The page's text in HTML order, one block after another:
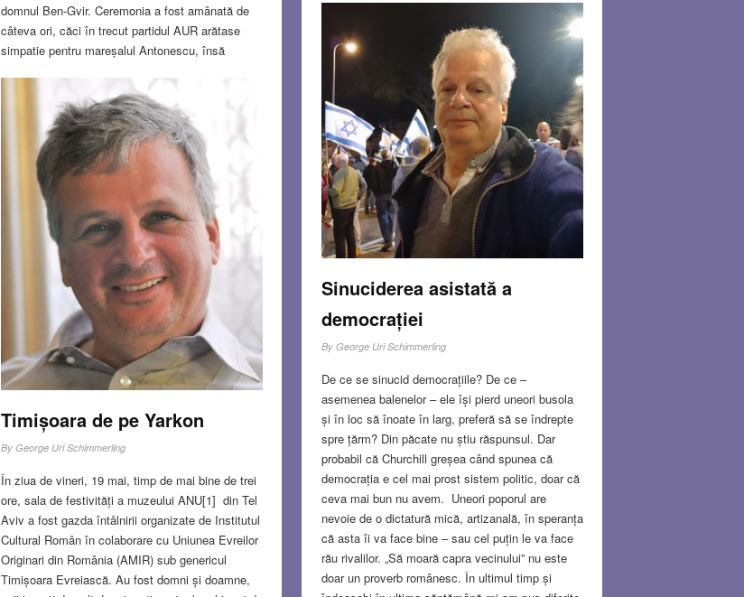
nume, iar mai târziu chipuri. Îi vezi acolo, copii
cuminți, în fotografii liniștite de familie, figuri
adolescentine care nu se vor mai maturiza
niciodată. Ar putea fi acolo propriul tău copil, chiar
îi și seamănă un pic.
Read more…
OCT 8, 2023 11 COMMENTS
domnul Ben-Gvir. Ceremonia a fost amânată de
câteva ori, căci în trecut partidul AUR arătase
simpatie pentru mareșalul Antonescu, însă
amănunțit al problemei a constatat că mareșalul
nu a omorât nici măcar un singur susținător al
partidului Otzma Yehudit…
Read more…
AUG 10, 2023 29 COMMENTS
Sinuciderea asistată a
democrației
By George Uri Schimmerling
De ce se sinucid democrațiile? De ce –
asemenea balenelor – ele își pierd uneori busola
și în loc să înoate în larg, preferă să se îndrepte
spre țărm? Din păcate nu știu răspunsul. Dar
probabil că Churchill greșea când spunea că
democrația e cel mai prost sistem politic, doar că
ceva mai bun nu avem. Uneori poporul are
nevoie de o dictatură mică, artizanală, în speranța
că asta îi va face bine – sau cel puțin le va face
rău rivalilor. „Să moară capra vecinului” nu este
doar un proverb românesc. În ultimul timp și
Timișoara de pe Yarkon
By George Uri Schimmerling
În ziua de vineri, 19 mai, timp de mai bine de trei
ore, sala de festivități a muzeului ANU[1] din Tel
Aviv a fost gazda întâlnirii organizate de Institutul
Cultural Român în colaborare cu Uniunea Evreilor
Originari din România (AMIR) sub genericul
Timișoara Evreiască. Au fost domni și doamne,